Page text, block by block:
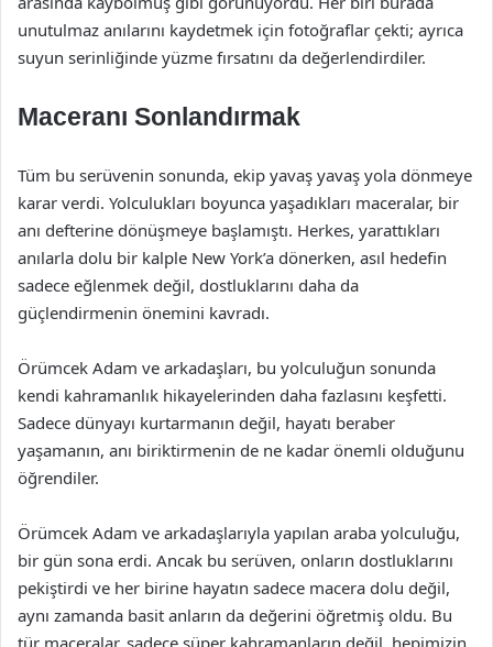
unutulmaz anılarını kaydetmek için fotoğraflar çekti; ayrıca
suyun serinliğinde yüzme fırsatını da değerlendirdiler.
Maceranı Sonlandırmak
Tüm bu serüvenin sonunda, ekip yavaş yavaş yola dönmeye
karar verdi. Yolculukları boyunca yaşadıkları maceralar, bir
anı defterine dönüşmeye başlamıştı. Herkes, yarattıkları
anılarla dolu bir kalple New York’a dönerken, asıl hedefin
sadece eğlenmek değil, dostluklarını daha da
güçlendirmenin önemini kavradı.
Örümcek Adam ve arkadaşları, bu yolculuğun sonunda
kendi kahramanlık hikayelerinden daha fazlasını keşfetti.
Sadece dünyayı kurtarmanın değil, hayatı beraber
yaşamanın, anı biriktirmenin de ne kadar önemli olduğunu
öğrendiler.
Örümcek Adam ve arkadaşlarıyla yapılan araba yolculuğu,
bir gün sona erdi. Ancak bu serüven, onların dostluklarını
pekiştirdi ve her birine hayatın sadece macera dolu değil,
aynı zamanda basit anların da değerini öğretmiş oldu. Bu
tür maceralar, sadece süper kahramanların değil, hepimizin